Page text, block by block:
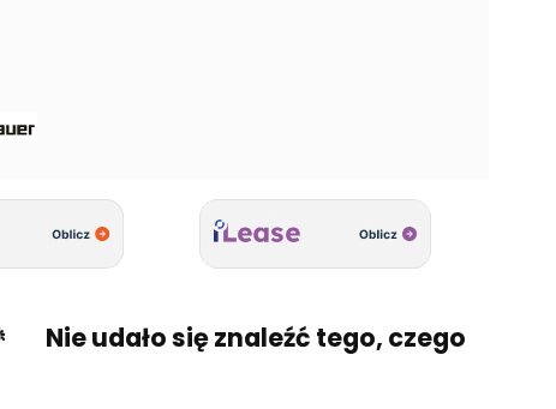
Nie udało się znaleźć tego, czego